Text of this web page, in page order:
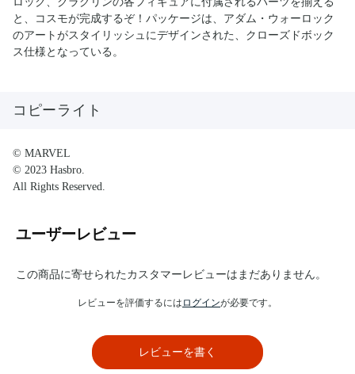
と、コスモが完成するぞ！パッケージは、アダム・ウォーロック
のアートがスタイリッシュにデザインされた、クローズドボック
ス仕様となっている。
コピーライト
© MARVEL
© 2023 Hasbro.
All Rights Reserved.
ユーザーレビュー
この商品に寄せられたカスタマーレビューはまだありません。
レビューを評価するには ログインが必要です。
レビューを書く